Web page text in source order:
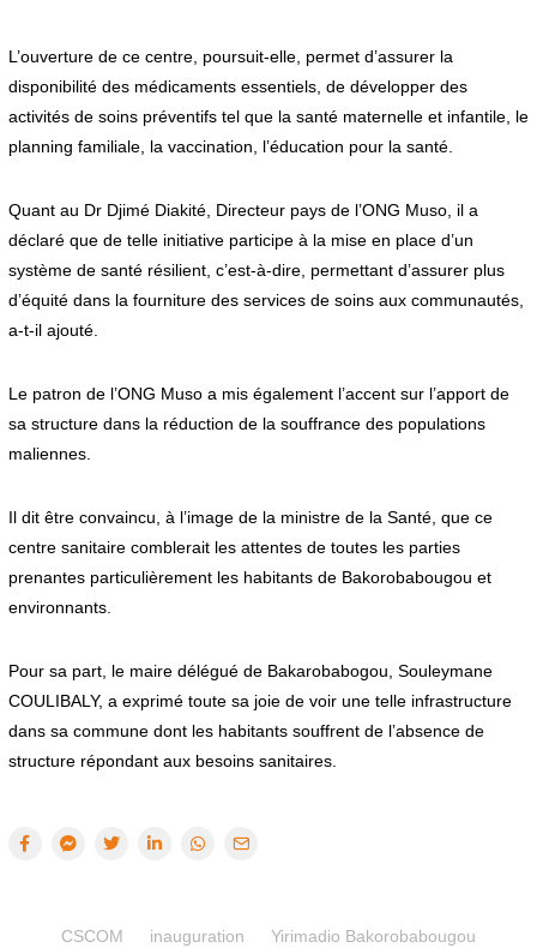
L’ouverture de ce centre, poursuit-elle, permet d’assurer la
disponibilité des médicaments essentiels, de développer des
activités de soins préventifs tel que la santé maternelle et infantile, le
planning familiale, la vaccination, l’éducation pour la santé.
Quant au Dr Djimé Diakité, Directeur pays de l’ONG Muso, il a
déclaré que de telle initiative participe à la mise en place d’un
système de santé résilient, c’est-à-dire, permettant d’assurer plus
d’équité dans la fourniture des services de soins aux communautés,
a-t-il ajouté.
Le patron de l’ONG Muso a mis également l’accent sur l’apport de
sa structure dans la réduction de la souffrance des populations
maliennes.
Il dit être convaincu, à l’image de la ministre de la Santé, que ce
centre sanitaire comblerait les attentes de toutes les parties
prenantes particulièrement les habitants de Bakorobabougou et
environnants.
Pour sa part, le maire délégué de Bakarobabogou, Souleymane
COULIBALY, a exprimé toute sa joie de voir une telle infrastructure
dans sa commune dont les habitants souffrent de l’absence de
structure répondant aux besoins sanitaires.
CSCOM inauguration Yirimadio Bakorobabougou